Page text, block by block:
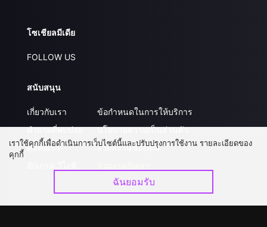
โซเชียลมีเดีย
FOLLOW US
สนับสนุน
เกี่ยวกับเรา
คำถามที่พบบ่อย
ติดต่อเรา
ข้อกำหนดในการให้บริการ
นโยบายความเป็นส่วนตัว
ส่งผลงานของคุณ
เราใช้คุกกี้เพื่อดำเนินการเว็บไซต์นี้และปรับปรุงการใช้งาน รายละเอียดของ
คุกกี้
ฉันยอมรับ